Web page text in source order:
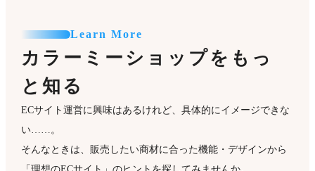
Learn More
カラーミーショップをもっ
と知る
ECサイト運営に興味はあるけれど、具体的にイメージできな
い……。
そんなときは、販売したい商材に合った機能・デザインから